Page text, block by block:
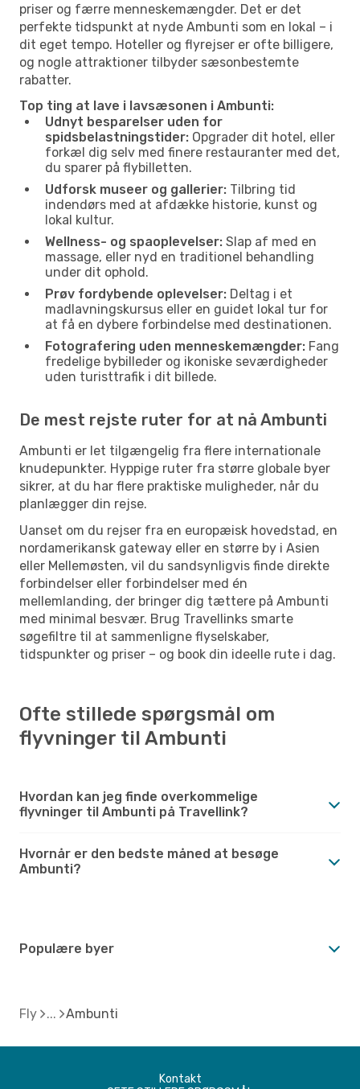
priser og færre menneskemængder. Det er det
perfekte tidspunkt at nyde Ambunti som en lokal – i
dit eget tempo. Hoteller og flyrejser er ofte billigere,
og nogle attraktioner tilbyder sæsonbestemte
rabatter.
Top ting at lave i lavsæsonen i Ambunti:
Udnyt besparelser uden for
spidsbelastningstider: Opgrader dit hotel, eller
forkæl dig selv med finere restauranter med det,
du sparer på flybilletten.
Udforsk museer og gallerier: Tilbring tid
indendørs med at afdække historie, kunst og
lokal kultur.
Wellness- og spaoplevelser: Slap af med en
massage, eller nyd en traditionel behandling
under dit ophold.
Prøv fordybende oplevelser: Deltag i et
madlavningskursus eller en guidet lokal tur for
at få en dybere forbindelse med destinationen.
Fotografering uden menneskemængder: Fang
fredelige bybilleder og ikoniske seværdigheder
uden turisttrafik i dit billede.
De mest rejste ruter for at nå Ambunti
Ambunti er let tilgængelig fra flere internationale
knudepunkter. Hyppige ruter fra større globale byer
sikrer, at du har flere praktiske muligheder, når du
planlægger din rejse.
Uanset om du rejser fra en europæisk hovedstad, en
nordamerikansk gateway eller en større by i Asien
eller Mellemøsten, vil du sandsynligvis finde direkte
forbindelser eller forbindelser med én
mellemlanding, der bringer dig tættere på Ambunti
med minimal besvær. Brug Travellinks smarte
søgefiltre til at sammenligne flyselskaber,
tidspunkter og priser – og book din ideelle rute i dag.
Ofte stillede spørgsmål om
flyvninger til Ambunti
Hvordan kan jeg finde overkommelige
flyvninger til Ambunti på Travellink?
Hvornår er den bedste måned at besøge
Ambunti?
Populære byer
Fly Ambunti
Kontakt